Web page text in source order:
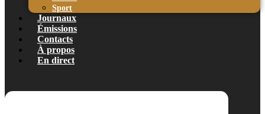
Sport
Journaux
Émissions
Contacts
À propos
En direct